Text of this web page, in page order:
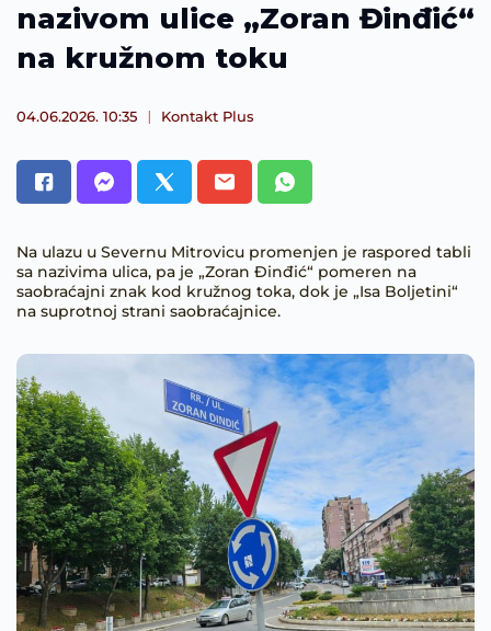
nazivom ulice „Zoran Đinđić“
na kružnom toku
04.06.2026. 10:35 Kontakt Plus
Na ulazu u Severnu Mitrovicu promenjen je raspored tabli
sa nazivima ulica, pa je „Zoran Đinđić“ pomeren na
saobraćajni znak kod kružnog toka, dok je „Isa Boljetini“
na suprotnoj strani saobraćajnice.